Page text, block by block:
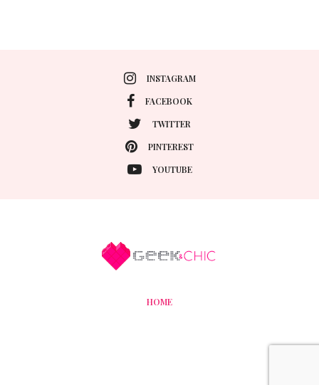
INSTAGRAM
FACEBOOK
TWITTER
PINTEREST
YOUTUBE
HOME